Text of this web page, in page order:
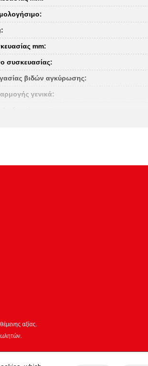
mm:
συσκευασίας:
βιδών αγκύρωσης:
γενικά:
σε ίντσες:
αξίας.